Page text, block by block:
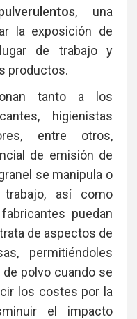
, una
la exposición de
de trabajo y
productos.
tanto a los
higienistas
entre otros,
de emisión de
se manipula o
así como
puedan
de aspectos de
permitiéndoles
polvo cuando se
los costes por la
el impacto